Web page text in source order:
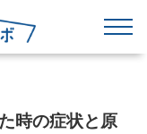
時の症状と原